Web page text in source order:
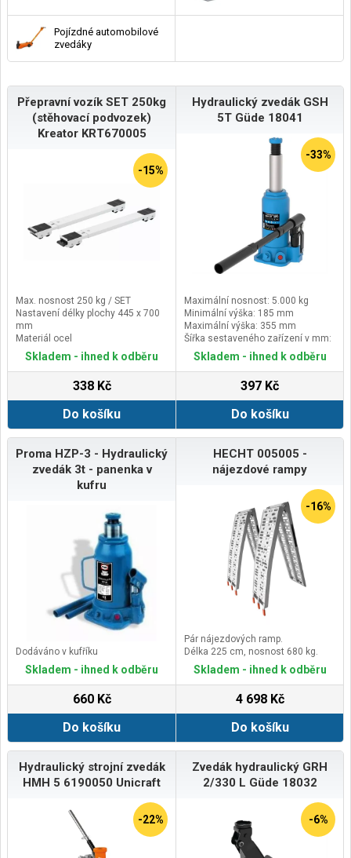
Pojízdné automobilové
zvedáky
Přepravní vozík SET 250kg
(stěhovací podvozek)
Kreator KRT670005
-15%
Max. nosnost 250 kg / SET
Nastavení délky plochy 445 x 700
mm
Materiál ocel
Kolečka vybavena brzdou
Skladem - ihned k odběru
338 Kč
Do košíku
Hydraulický zvedák GSH
5T Güde 18041
-33%
Maximální nosnost: 5.000 kg
Minimální výška: 185 mm
Maximální výška: 355 mm
Šířka sestaveného zařízení v mm:
100Skladem - ihned k odběru
397 Kč
Do košíku
Proma HZP-3 - Hydraulický
zvedák 3t - panenka v
kufru
Dodáváno v kufříku
Skladem - ihned k odběru
660 Kč
Do košíku
HECHT 005005 -
nájezdové rampy
-16%
Pár nájezdových ramp.
Délka 225 cm, nosnost 680 kg.
Skladem - ihned k odběru
4 698 Kč
Do košíku
Hydraulický strojní zvedák
HMH 5 6190050 Unicraft
-22%
Zvedák hydraulický GRH
2/330 L Güde 18032
-6%